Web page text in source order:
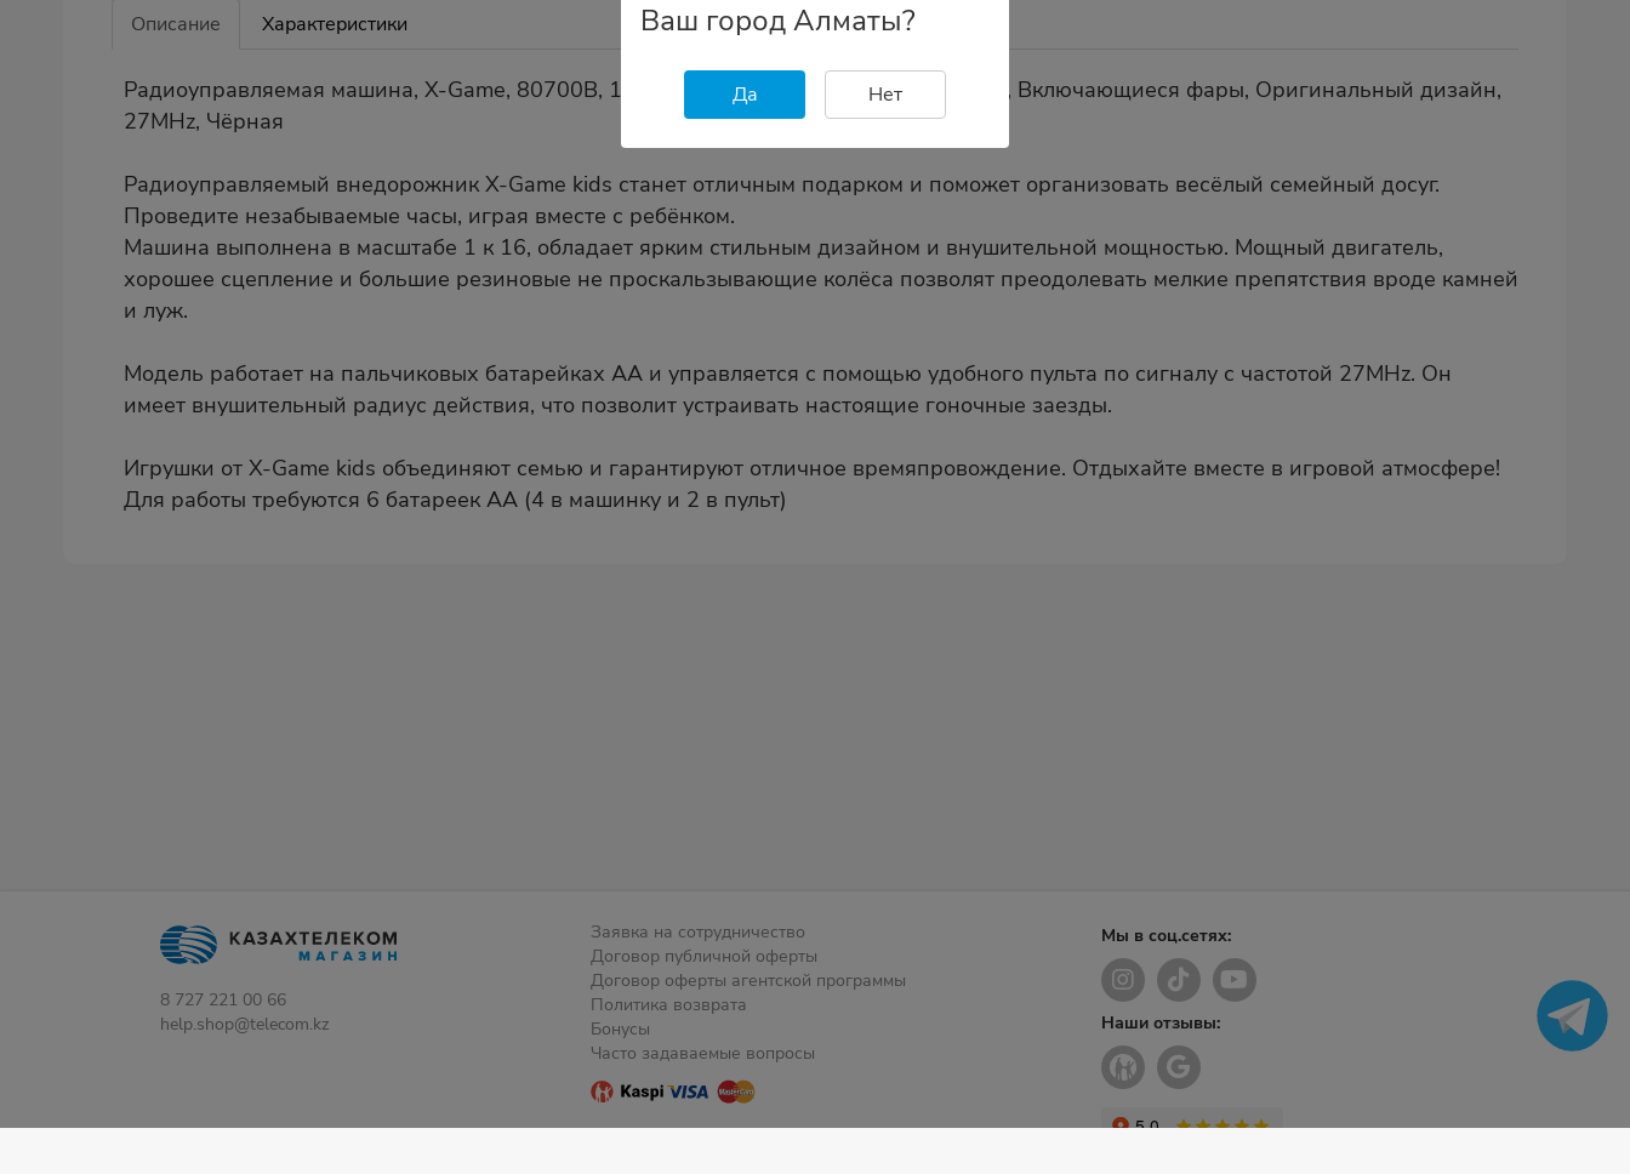
Описание Характеристики
Радиоуправляемая машина, X-Game, 80700B, 1:16, Model Car, Пластик, Длина 28 см, Включающиеся фары, Оригинальный дизайн,
27MHz, Чёрная
Радиоуправляемый внедорожник X-Game kids станет отличным подарком и поможет организовать весёлый семейный досуг.
Проведите незабываемые часы, играя вместе с ребёнком.
Машина выполнена в масштабе 1 к 16, обладает ярким стильным дизайном и внушительной мощностью. Мощный двигатель,
хорошее сцепление и большие резиновые не проскальзывающие колёса позволят преодолевать мелкие препятствия вроде камней
и луж.
Модель работает на пальчиковых батарейках АА и управляется с помощью удобного пульта по сигналу с частотой 27MHz. Он
имеет внушительный радиус действия, что позволит устраивать настоящие гоночные заезды.
Игрушки от X-Game kids объединяют семью и гарантируют отличное времяпровождение. Отдыхайте вместе в игровой атмосфере!
Для работы требуются 6 батареек AA (4 в машинку и 2 в пульт)
8 727 221 00 66
help.shop@telecom.kz
Заявка на сотрудничество
Договор публичной оферты
Договор оферты агентской программы
Политика возврата
Бонусы
Часто задаваемые вопросы
Мы в соц.сетях:
Наши отзывы:
Ваш город Алматы?
Да Нет